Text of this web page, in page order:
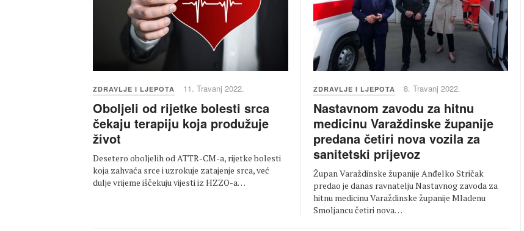
ZDRAVLJE I LJEPOTA 11. Travanj 2022.
Oboljeli od rijetke bolesti srca
čekaju terapiju koja produžuje
život
Desetero oboljelih od ATTR-CM-a, rijetke bolesti
koja zahvaća srce i uzrokuje zatajenje srca, već
dulje vrijeme iščekuju vijesti iz HZZO-a…
ZDRAVLJE I LJEPOTA 8. Travanj 2022.
Nastavnom zavodu za hitnu
medicinu Varaždinske županije
predana četiri nova vozila za
sanitetski prijevoz
Župan Varaždinske županije Anđelko Stričak
predao je danas ravnatelju Nastavnog zavoda za
hitnu medicinu Varaždinske županije Mladenu
Smoljancu četiri nova…